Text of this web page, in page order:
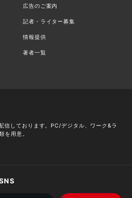
広告のご案内
記者・ライター募集
情報提供
著者一覧
信しております。PC/デジタル、ワーク&ラ
を用意。